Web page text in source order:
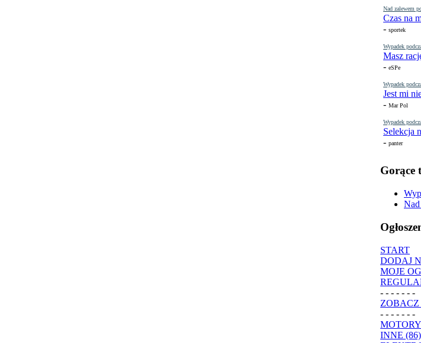
Nad zalewem
Czas na
- sportek
Wypadek
Masz
- eSPe
Wypadek
Jest mi
- Mar Pol
Wypadek
Selekcja
- panter
Gorące
START
DODAJ
MOJE
- - - - - - -
ZOBACZ
- - - - - - -
INNE (86)